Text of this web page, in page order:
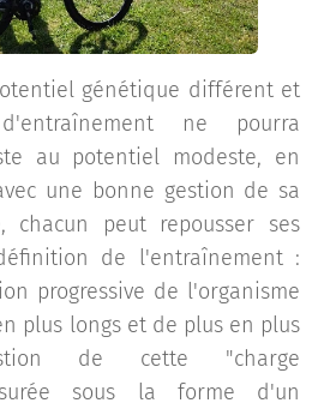
génétique différent et
ne pourra
au potentiel modeste, en
une bonne gestion de sa
chacun peut repousser ses
de l'entraînement :
progressive de l'organisme
plus longs et de plus en plus
de cette "charge
sous la forme d'un